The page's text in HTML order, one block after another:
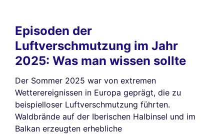
Episoden der
Luftverschmutzung im Jahr
2025: Was man wissen sollte
Der Sommer 2025 war von extremen
Wetterereignissen in Europa geprägt, die zu
beispielloser Luftverschmutzung führten.
Waldbrände auf der Iberischen Halbinsel und im
Balkan erzeugten erhebliche